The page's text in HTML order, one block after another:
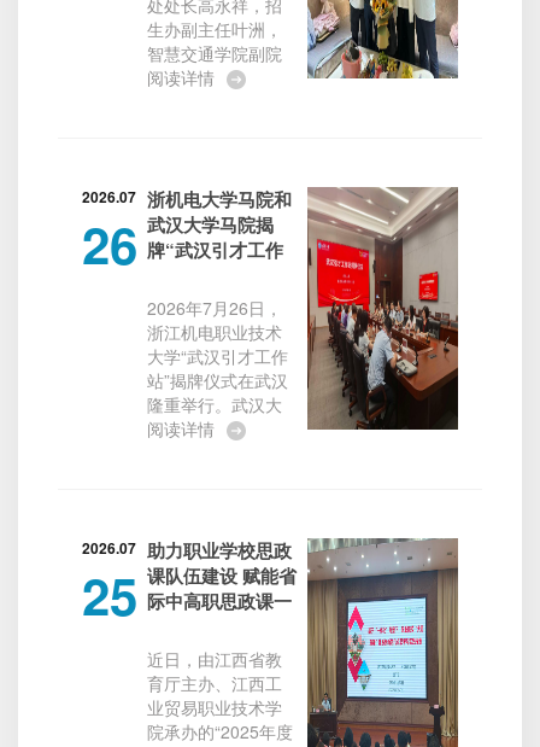
们坐下来和村民促
膝长谈，细致记录
大家学习语言的困
难。几位布依族阿
生办副主任叶洲，
智慧交通学院副院
长姜键骏，以及专
送到庄永皓同学手
中。今年高考中，
庄永皓以606分的优
制技术专业录取。
这一分数刷新了全
校的录取分数线，
成为社会对职业本
科教育持续认可的
一道亮丽风景。“祝
阅读详情
2026.07
26
浙机电大学马院和
武汉大学马院揭
牌“武汉引才工作
才引育新高地
2026年7月26日，
浙江机电职业技术
大学“武汉引才工作
站”揭牌仪式在武汉
隆重举行。武汉大
学马克思主义学院
查广云、党总支书
记熊峰及思政教师
代表共同出席仪
查广云院长首先向
长期支持学校和学
院发展的武汉大学
马克思主义学院领
阅读详情
2026.07
25
助力职业学校思政
课队伍建设 赋能省
际中高职思政课一
思主义学院查广云
教授应邀赴赣职业
学校思政课协作组
专题研修班作专题
近日，由江西省教
育厅主办、江西工
业贸易职业技术学
院承办的“2025年度